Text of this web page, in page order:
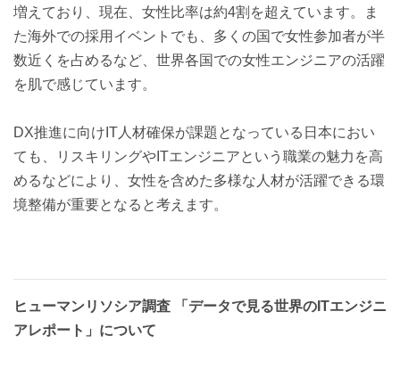
増えており、現在、女性比率は約4割を超えています。ま
た海外での採用イベントでも、多くの国で女性参加者が半
数近くを占めるなど、世界各国での女性エンジニアの活躍
を肌で感じています。
DX推進に向けIT人材確保が課題となっている日本におい
ても、リスキリングやITエンジニアという職業の魅力を高
めるなどにより、女性を含めた多様な人材が活躍できる環
境整備が重要となると考えます。
ヒューマンリソシア調査 「データで見る世界のITエンジニ
アレポート」について